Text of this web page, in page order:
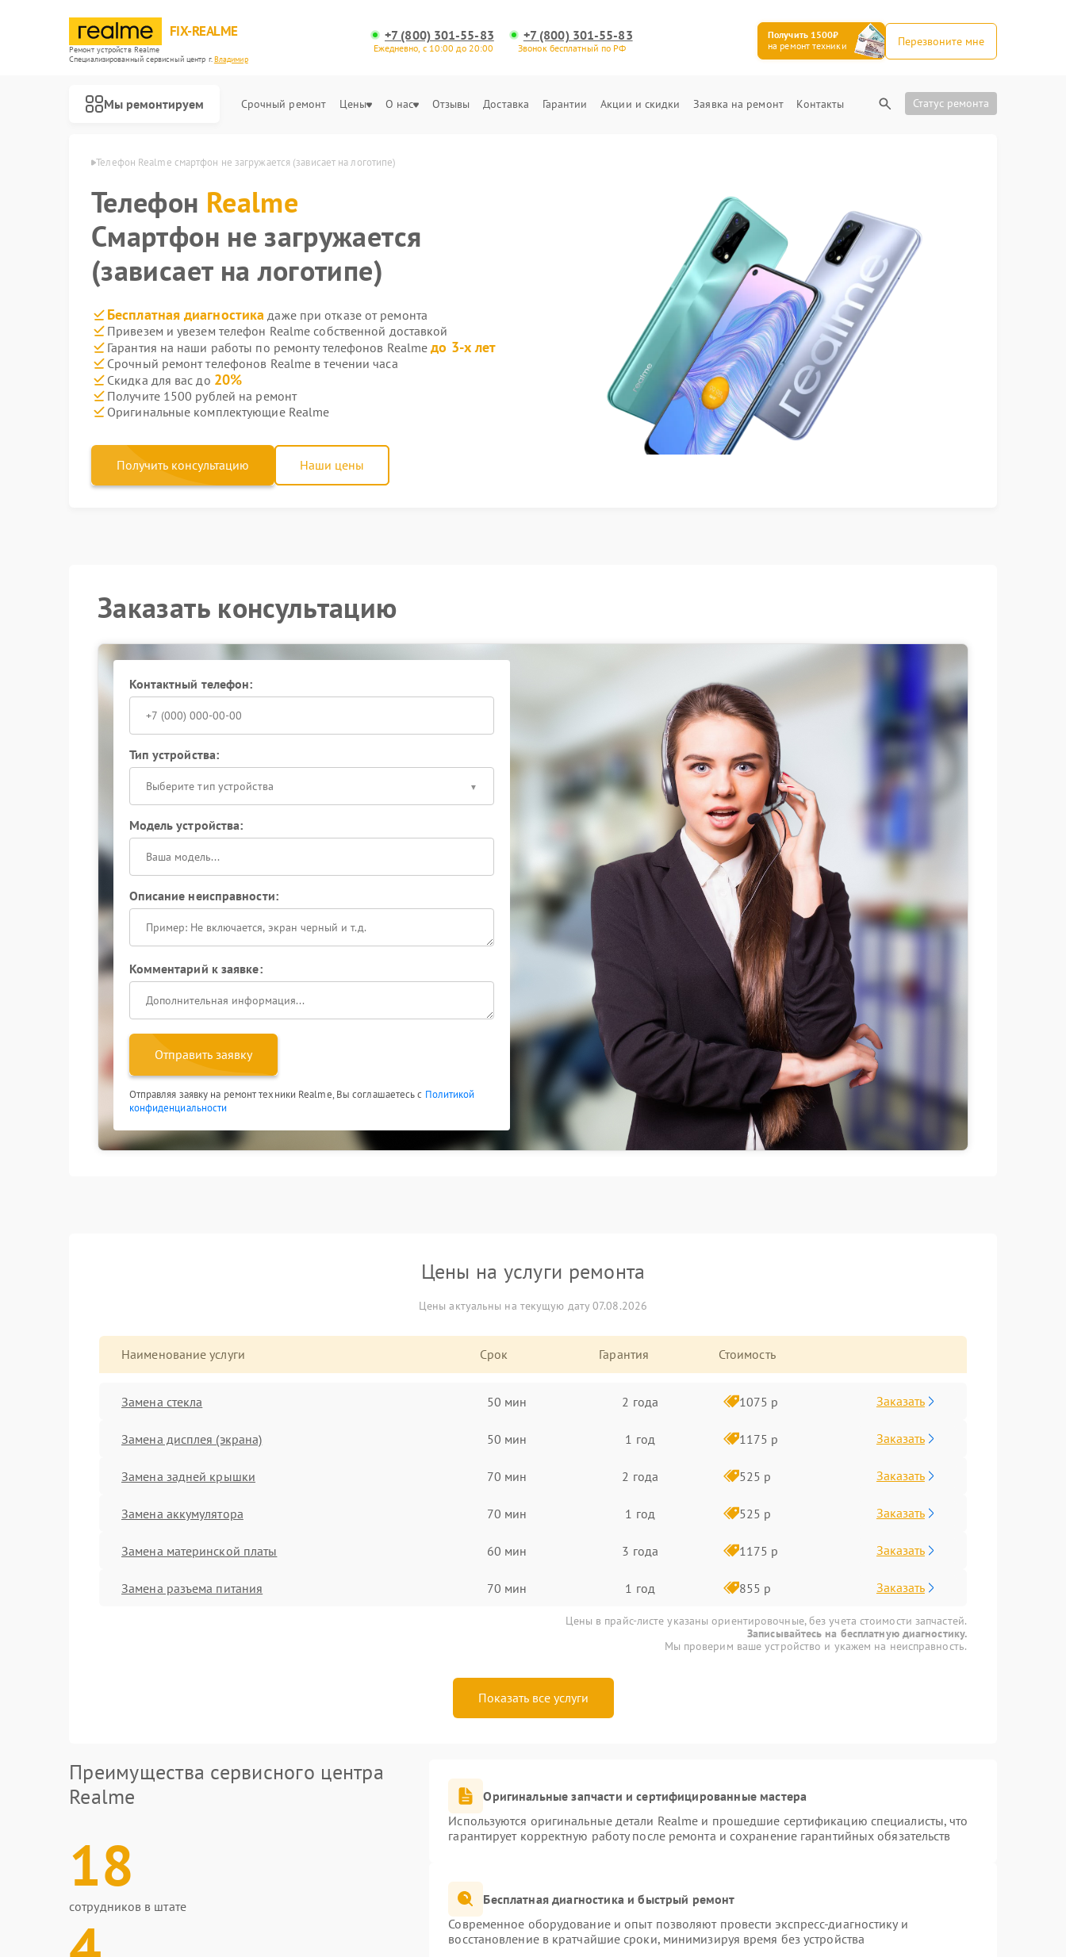
FIX-REALME
Ремонт устройств Realme
Специализированный cервисный центр г.Владимир
+7 (800) 301-55-83
Ежедневно, с 10:00 до 20:00
+7 (800) 301-55-83
Звонок бесплатный по РФ
Получить 1500₽
на ремонт техники
Перезвоните мне
Мы ремонтируем Срочный ремонт Цены О нас Отзывы Доставка Гарантии Акции и скидки Заявка на ремонт Контакты Статус ремонта
в Владимире Телефон Realme смартфон не загружается (зависает на логотипе)
Телефон Realme
Смартфон не загружается
(зависает на логотипе)
Бесплатная диагностика даже при отказе от ремонта
Привезем и увезем телефон Realme собственной доставкой
Гарантия на наши работы по ремонту телефонов Realmeдо 3-х лет
Срочный ремонт телефонов Realme в течении часа
Скидка для вас до 20%
Получите 1500 рублей на ремонт
Оригинальные комплектующие Realme
Получить консультацию Наши цены
Заказать консультацию
Контактный телефон:
Тип устройства:
Выберите тип устройства
Модель устройства:
Описание неисправности:
Комментарий к заявке:
Отправить заявку
Отправляя заявку на ремонт техники Realme, Вы соглашаетесь с Политикой
конфиденциальности
Цены на услуги ремонта
Цены актуальны на текущую дату 07.08.2026
Наименование услуги Срок Гарантия Стоимость
Замена стекла 50 мин 2 года 1075 р Заказать
Замена дисплея (экрана) 50 мин 1 год 1175 р Заказать
Замена задней крышки 70 мин 2 года 525 р Заказать
Замена аккумулятора 70 мин 1 год 525 р Заказать
Замена материнской платы 60 мин 3 года 1175 р Заказать
Замена разъема питания 70 мин 1 год 855 р Заказать
Цены в прайс-листе указаны ориентировочные, без учета стоимости запчастей.
Записывайтесь на бесплатную диагностику.
Мы проверим ваше устройство и укажем на неисправность.
Показать все услуги
Преимущества сервисного центра
Realme
18
сотрудников в штате
Оригинальные запчасти и сертифицированные мастера
Используются оригинальные детали Realme и прошедшие сертификацию специалисты, что
гарантирует корректную работу после ремонта и сохранение гарантийных обязательств
Бесплатная диагностика и быстрый ремонт
Современное оборудование и опыт позволяют провести экспресс-диагностику и
восстановление в кратчайшие сроки, минимизируя время без устройства